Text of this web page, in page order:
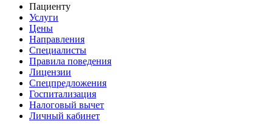
Пациенту
Услуги
Цены
Направления
Специалисты
Правила поведения
Лицензии
Спецпредложения
Госпитализация
Налоговый вычет
Личный кабинет